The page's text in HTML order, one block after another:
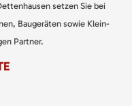
setzen Sie bei
Baugeräten sowie Klein-
Partner.